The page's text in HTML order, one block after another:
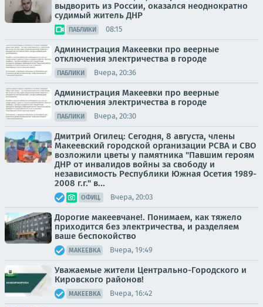
выдворить из России, оказался неоднократно
судимый житель ДНР
ПАБЛИКИ 08:15
Администрация Макеевки про веерные
отключения электричества в городе
ПАБЛИКИ Вчера, 20:36
Администрация Макеевки про веерные
отключения электричества в городе
ПАБЛИКИ Вчера, 20:30
Дмитрий Огилец: Сегодня, 8 августа, члены
Макеевский городской организации РСВА и СВО
возложили цветы у памятника "Павшим героям
ДНР от инвалидов войны за свободу и
независимость Республики Южная Осетия 1989-
2008 г.г." в...
ОФИЦ. Вчера, 20:03
Дорогие макеевчане!. Понимаем, как тяжело
приходится без электричества, и разделяем
ваше беспокойство
МАКЕЕВКА Вчера, 19:49
Уважаемые жители Центрально-Городского и
Кировского районов!
МАКЕЕВКА Вчера, 16:42